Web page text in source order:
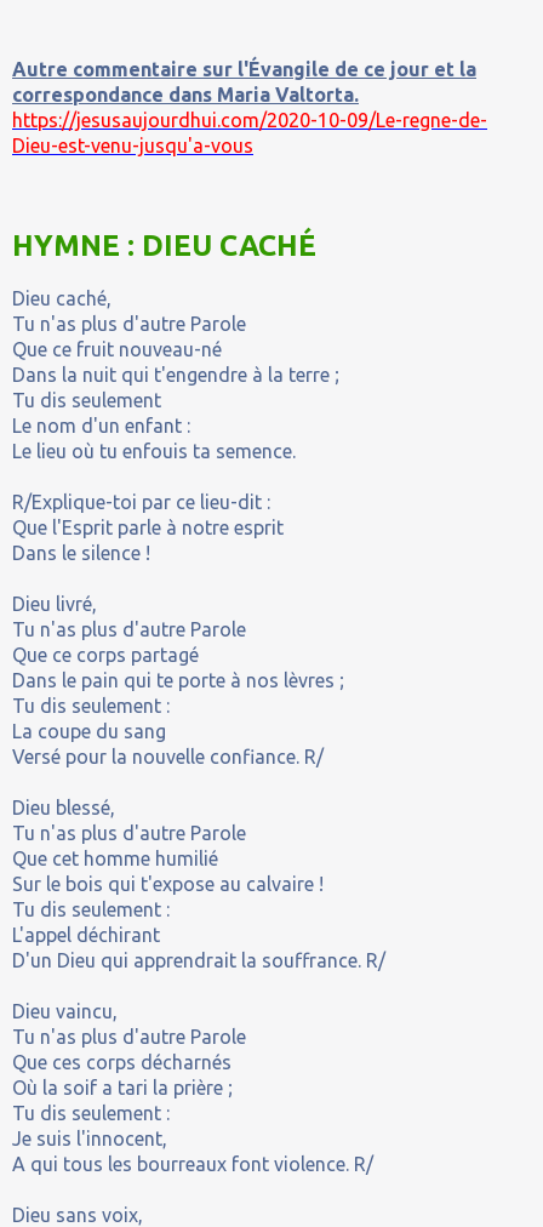
Autre commentaire sur l'Évangile de ce jour et la
correspondance dans Maria Valtorta.
https://jesusaujourdhui.com/2020-10-09/Le-regne-de-
Dieu-est-venu-jusqu'a-vous
HYMNE : DIEU CACHÉ
Dieu caché,
Tu n'as plus d'autre Parole
Que ce fruit nouveau-né
Dans la nuit qui t'engendre à la terre ;
Tu dis seulement
Le nom d'un enfant :
Le lieu où tu enfouis ta semence.
R/Explique-toi par ce lieu-dit :
Que l'Esprit parle à notre esprit
Dans le silence !
Dieu livré,
Tu n'as plus d'autre Parole
Que ce corps partagé
Dans le pain qui te porte à nos lèvres ;
Tu dis seulement :
La coupe du sang
Versé pour la nouvelle confiance. R/
Dieu blessé,
Tu n'as plus d'autre Parole
Que cet homme humilié
Sur le bois qui t'expose au calvaire !
Tu dis seulement :
L'appel déchirant
D'un Dieu qui apprendrait la souffrance. R/
Dieu vaincu,
Tu n'as plus d'autre Parole
Que ces corps décharnés
Où la soif a tari la prière ;
Tu dis seulement :
Je suis l'innocent,
A qui tous les bourreaux font violence. R/
Dieu sans voix,